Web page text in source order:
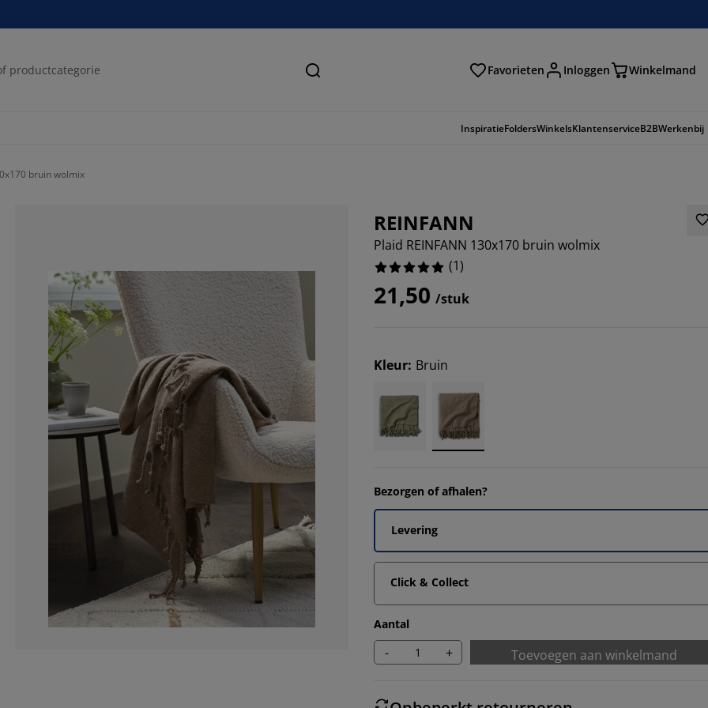
Zoeken Favorieten Inloggen Winkelmand
InspiratieFoldersWinkelsKlantenserviceB2BWerkenbij
bruin wolmix
REINFANN
Plaid REINFANN 130x170 bruin wolmix
(1)
21,50 /stuk
Kleur: Bruin
Bezorgen of afhalen?
Levering
Click & Collect
Aantal
- + Toevoegen aan winkelmand